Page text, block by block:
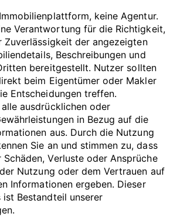
keine Agentur.
Verantwortung für die Richtigkeit,
der angezeigten
Beschreibungen und
bereitgestellt. Nutzer sollten
beim Eigentümer oder Makler
Entscheidungen treffen.
ausdrücklichen oder
in Bezug auf die
aus. Durch die Nutzung
Sie an und stimmen zu, dass
Verluste oder Ansprüche
Nutzung oder dem Vertrauen auf
Informationen ergeben. Dieser
ist Bestandteil unserer